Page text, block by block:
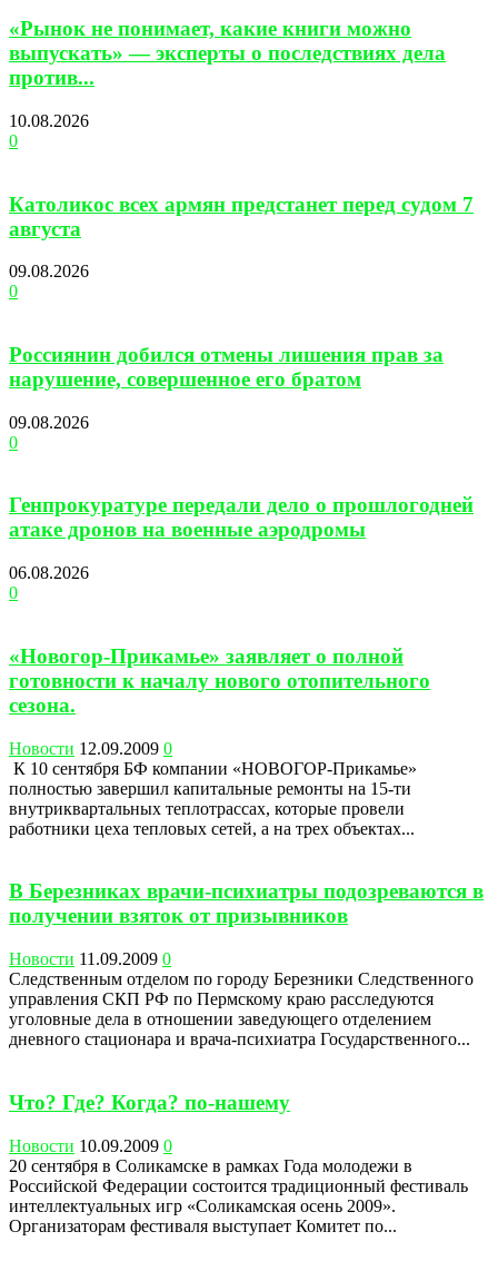
«Рынок не понимает, какие книги можно
выпускать» — эксперты о последствиях дела
против...
10.08.2026
0
Католикос всех армян предстанет перед судом 7
августа
09.08.2026
0
Россиянин добился отмены лишения прав за
нарушение, совершенное его братом
09.08.2026
0
Генпрокуратуре передали дело о прошлогодней
атаке дронов на военные аэродромы
06.08.2026
0
«Новогор-Прикамье» заявляет о полной
готовности к началу нового отопительного
сезона.
Новости 12.09.2009 0
К 10 сентября БФ компании «НОВОГОР-Прикамье»
полностью завершил капитальные ремонты на 15-ти
внутриквартальных теплотрассах, которые провели
работники цеха тепловых сетей, а на трех объектах...
В Березниках врачи-психиатры подозреваются в
получении взяток от призывников
Новости 11.09.2009 0
Следственным отделом по городу Березники Следственного
управления СКП РФ по Пермскому краю расследуются
уголовные дела в отношении заведующего отделением
дневного стационара и врача-психиатра Государственного...
Что? Где? Когда? по-нашему
Новости 10.09.2009 0
20 сентября в Соликамске в рамках Года молодежи в
Российской Федерации состоится традиционный фестиваль
интеллектуальных игр «Соликамская осень 2009».
Организаторам фестиваля выступает Комитет по...